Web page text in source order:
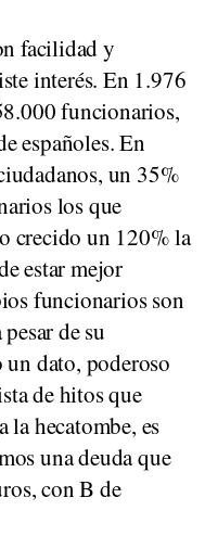
facilidad y
interés. En 1.976
funcionarios,
españoles. En
un 35%
los que
crecido un 120% la
estar mejor
funcionarios son
de su
dato, poderoso
de hitos que
la hecatombe, es
una deuda que
con B de